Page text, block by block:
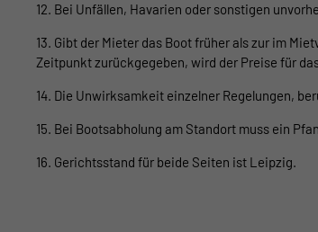
12. Bei Unfällen, Havarien oder sonstigen
13. Gibt der Mieter das Boot früher als zur im
Zeitpunkt zurückgegeben, wird der Preise für
14. Die Unwirksamkeit einzelner Regelungen,
15. Bei Bootsabholung am Standort muss ein
16. Gerichtsstand für beide Seiten ist Leipzig.